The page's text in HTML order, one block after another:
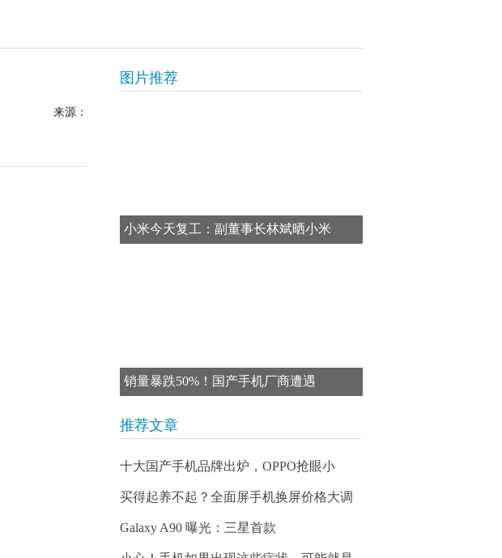
来源：
图片推荐
小米今天复工：副董事长林斌晒小米
销量暴跌50%！国产手机厂商遭遇
推荐文章
十大国产手机品牌出炉，OPPO抢眼小
买得起养不起？全面屏手机换屏价格大调
Galaxy A90 曝光：三星首款